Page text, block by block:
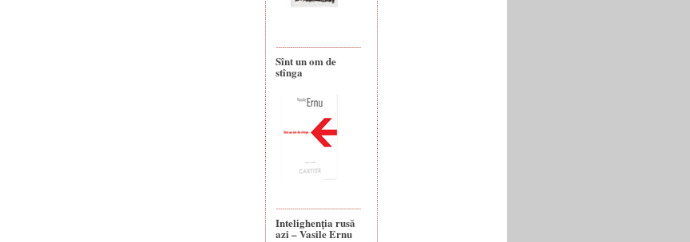
Sînt un om de
stînga
Intelighenţia rusă
azi – Vasile Ernu